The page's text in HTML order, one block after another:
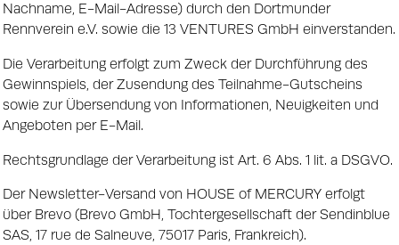
Nachname, E-Mail-Adresse) durch den Dortmunder
Rennverein e.V. sowie die 13 VENTURES GmbH einverstanden.
Die Verarbeitung erfolgt zum Zweck der Durchführung des
Gewinnspiels, der Zusendung des Teilnahme-Gutscheins
sowie zur Übersendung von Informationen, Neuigkeiten und
Angeboten per E-Mail.
Rechtsgrundlage der Verarbeitung ist Art. 6 Abs. 1 lit. a DSGVO.
Der Newsletter-Versand von HOUSE of MERCURY erfolgt
über Brevo (Brevo GmbH, Tochtergesellschaft der Sendinblue
SAS, 17 rue de Salneuve, 75017 Paris, Frankreich).